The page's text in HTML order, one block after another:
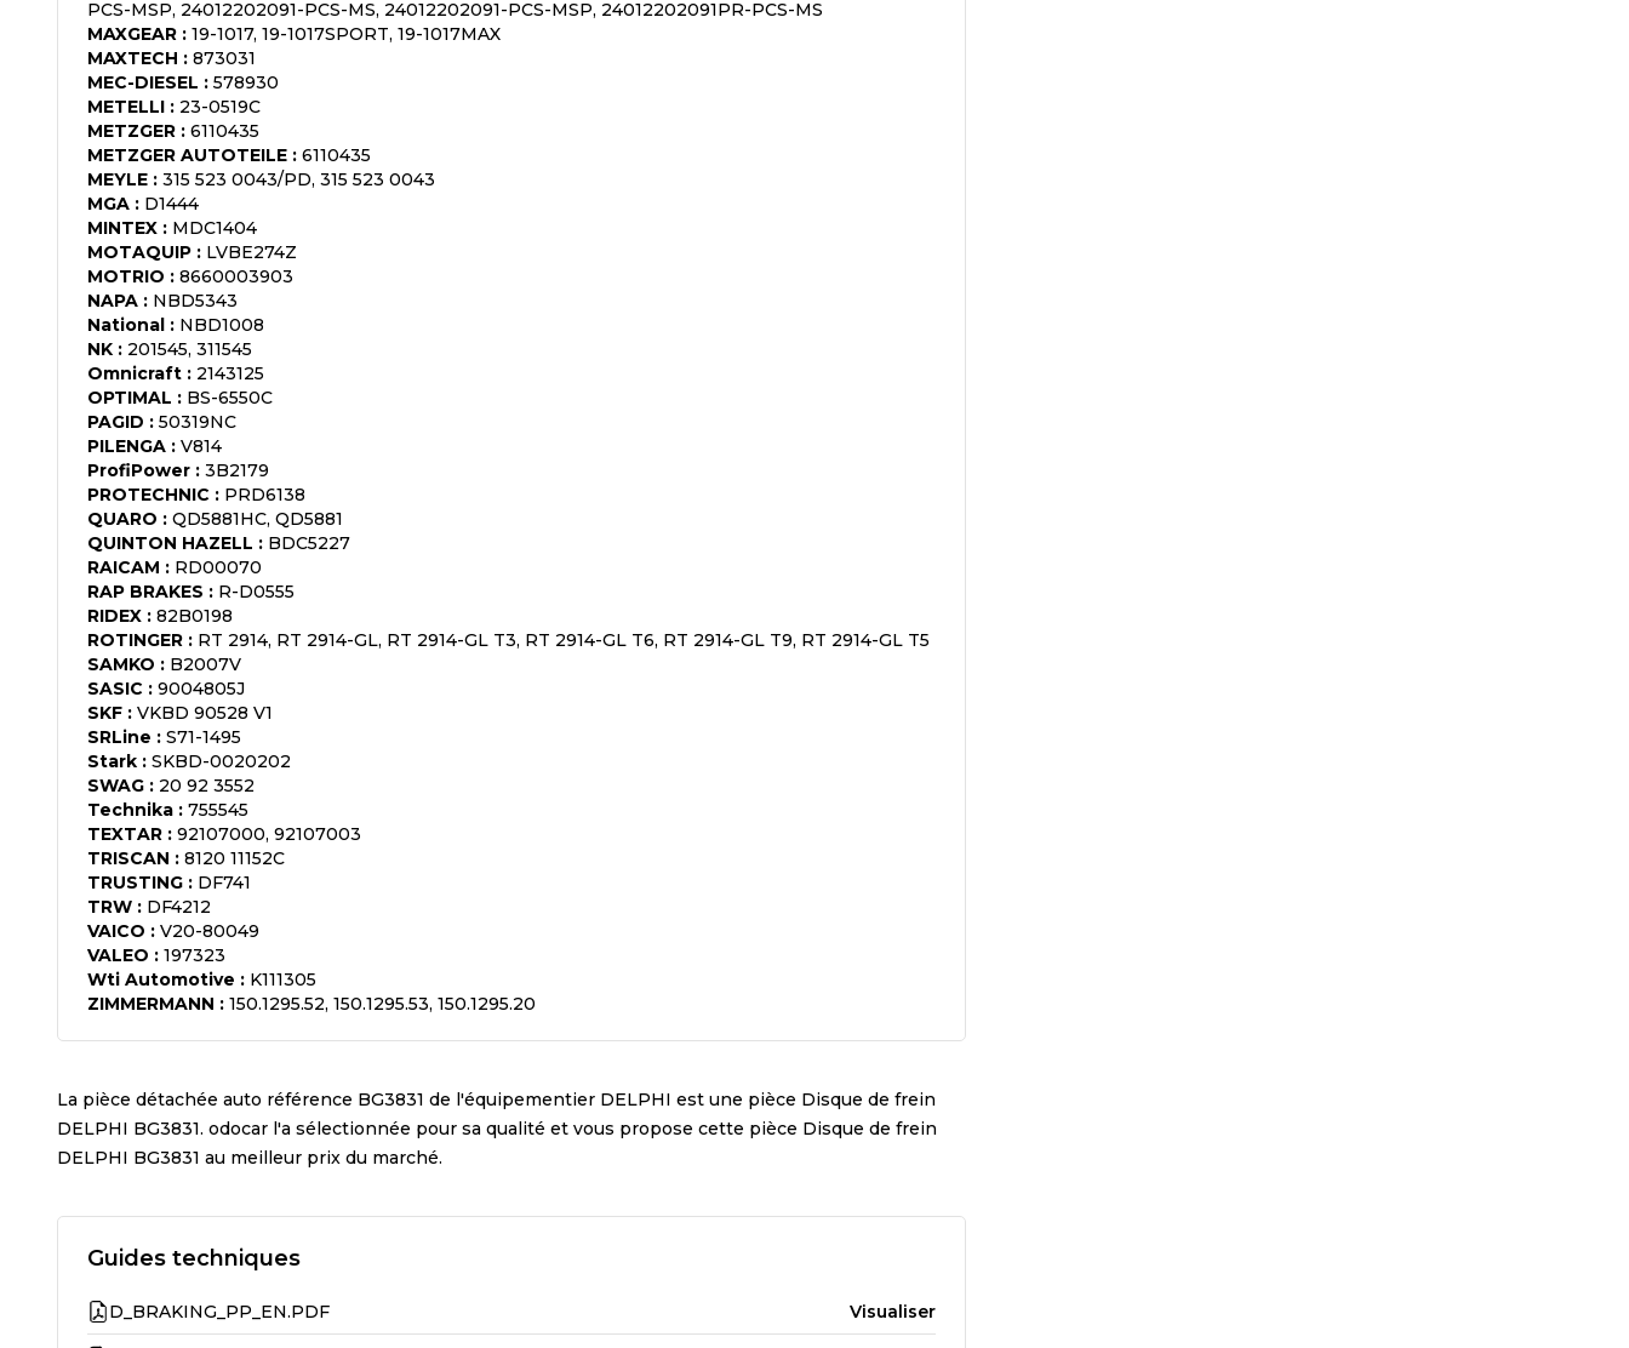
PCS-MSP, 24012202091-PCS-MS, 24012202091-PCS-MSP, 24012202091PR-PCS-MS
MAXGEAR : 19-1017, 19-1017SPORT, 19-1017MAX
MAXTECH : 873031
MEC-DIESEL : 578930
METELLI : 23-0519C
METZGER : 6110435
METZGER AUTOTEILE : 6110435
MEYLE : 315 523 0043/PD, 315 523 0043
MGA : D1444
MINTEX : MDC1404
MOTAQUIP : LVBE274Z
MOTRIO : 8660003903
NAPA : NBD5343
National : NBD1008
NK : 201545, 311545
Omnicraft : 2143125
OPTIMAL : BS-6550C
PAGID : 50319NC
PILENGA : V814
ProfiPower : 3B2179
PROTECHNIC : PRD6138
QUARO : QD5881HC, QD5881
QUINTON HAZELL : BDC5227
RAICAM : RD00070
RAP BRAKES : R-D0555
RIDEX : 82B0198
ROTINGER : RT 2914, RT 2914-GL, RT 2914-GL T3, RT 2914-GL T6, RT 2914-GL T9, RT 2914-GL T5
SAMKO : B2007V
SASIC : 9004805J
SKF : VKBD 90528 V1
SRLine : S71-1495
Stark : SKBD-0020202
SWAG : 20 92 3552
Technika : 755545
TEXTAR : 92107000, 92107003
TRISCAN : 8120 11152C
TRUSTING : DF741
TRW : DF4212
VAICO : V20-80049
VALEO : 197323
Wti Automotive : K111305
ZIMMERMANN : 150.1295.52, 150.1295.53, 150.1295.20
La pièce détachée auto référence BG3831 de l'équipementier DELPHI est une pièce Disque de frein
DELPHI BG3831. odocar l'a sélectionnée pour sa qualité et vous propose cette pièce Disque de frein
DELPHI BG3831 au meilleur prix du marché.
Guides techniques
D_BRAKING_PP_EN.PDF Visualiser